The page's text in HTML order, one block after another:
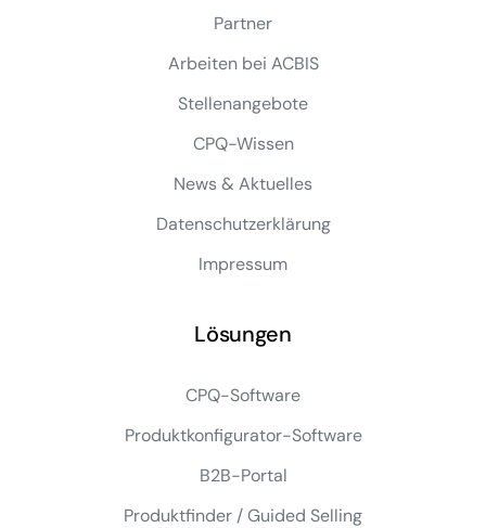
Partner
Arbeiten bei ACBIS
Stellenangebote
CPQ-Wissen
News & Aktuelles
Datenschutzerklärung
Impressum
Lösungen
CPQ-Software
Produktkonfigurator-Software
B2B-Portal
Produktfinder / Guided Selling